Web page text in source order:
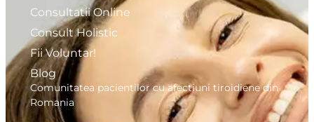
Consultatii Online
Consult Holistic
Fii Voluntar!
Blog
Comunitatea pacientilor cu afectiuni tiroidiene din
Romania